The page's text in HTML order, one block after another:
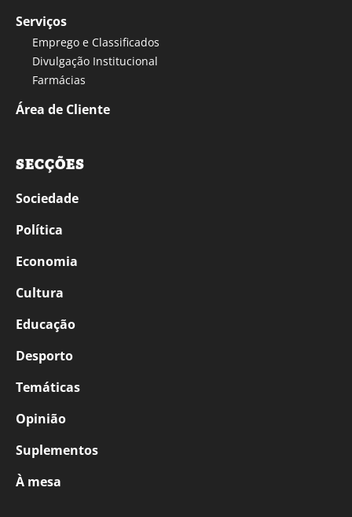
Serviços
Emprego e Classificados
Divulgação Institucional
Farmácias
Área de Cliente
SECÇÕES
Sociedade
Política
Economia
Cultura
Educação
Desporto
Temáticas
Opinião
Suplementos
À mesa